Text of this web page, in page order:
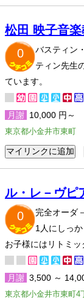
松田 映子音
0
バスティン
ティン先生
ています。
月謝 10,000 円～
東京都小金井市東町
ル・レ－ヴピ
0
完全オーダ
1人にしっ
お子様にはリトミッ
月謝 3,500 ～
東京都小金井市東町4